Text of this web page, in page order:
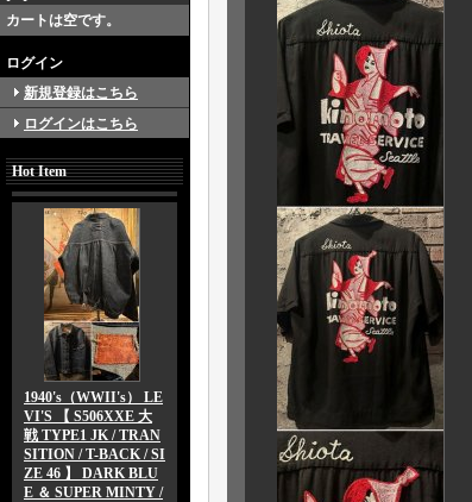
カートは空です。
ログイン
新規登録はこちら
ログインはこちら
Hot Item
1940's（WWII's） LE
VI'S 【 S506XXE 大
戦 TYPE1 JK / TRAN
SITION / T-BACK / SI
ZE 46 】 DARK BLU
E ＆ SUPER MINTY /